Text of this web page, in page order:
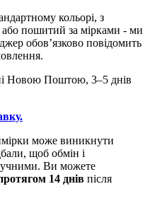
кольорі, з
або пошитий за мірками - ми
обов’язково повідомить
Новою Поштою, 3–5 днів
може виникнути
щоб обмін і
Ви можете
14 днів після